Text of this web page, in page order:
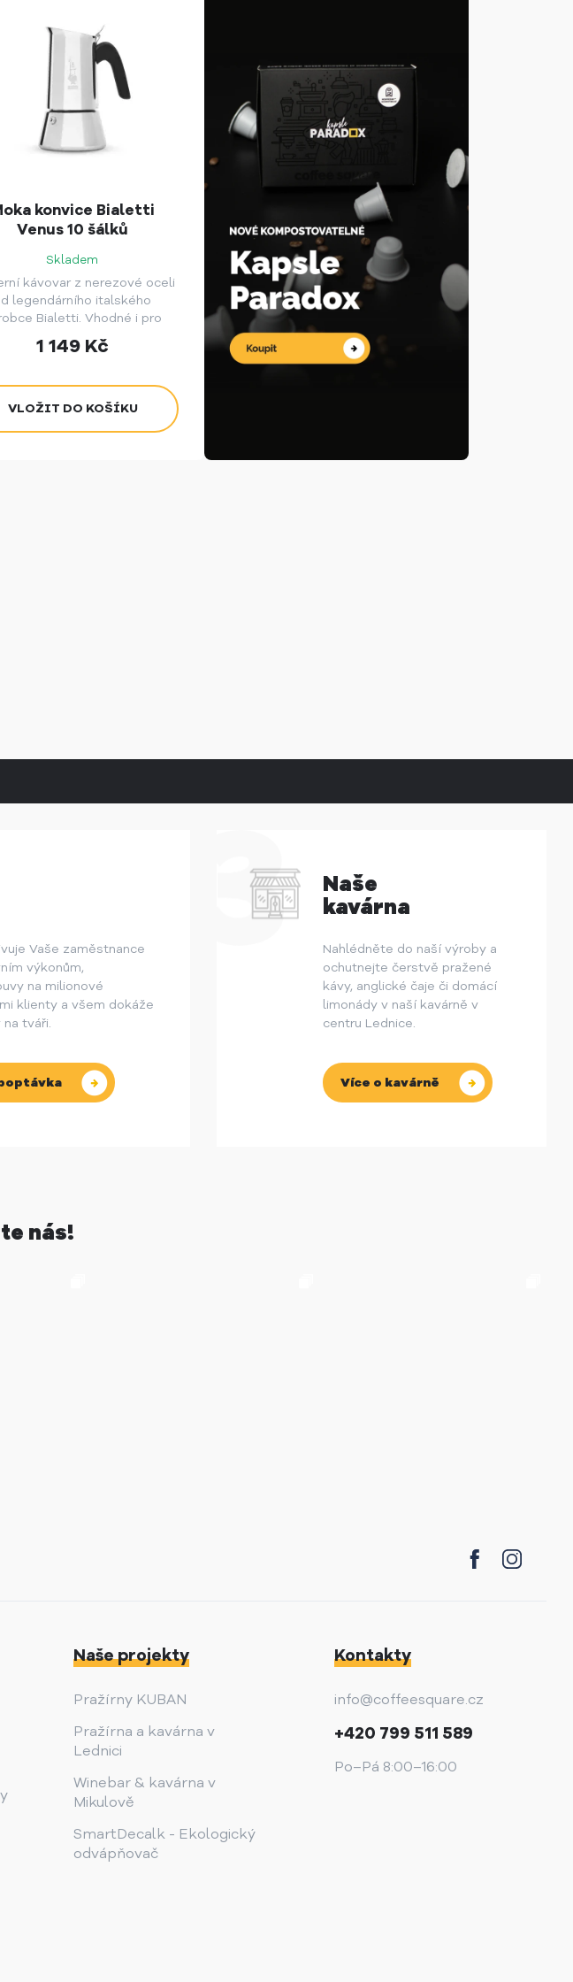
konvice Bialetti
Venus 10 šálků
Skladem
kávovar z nerezové oceli
legendárního italského
Bialetti. Vhodné i pro
ohřev. Varianta pro 10
porcí kávy.
1 149 Kč
Vaše zaměstnance
výkonům,
na milionové
klienty a všem dokáže
tváři.
Naše
kavárna
Nahlédněte do naší výroby a
ochutnejte čerstvě pražené
kávy, anglické čaje či domácí
limonády v naší kavárně v
centru Lednice.
Více o kavárně
nás!
Naše projekty
Pražírny KUBAN
Pražírna a kavárna v
Lednici
Winebar & kavárna v
Mikulově
SmartDecalk - Ekologický
odvápňovač
Kontakty
info@coffeesquare.cz
+420 799 511 589
Po–Pá 8:00–16:00